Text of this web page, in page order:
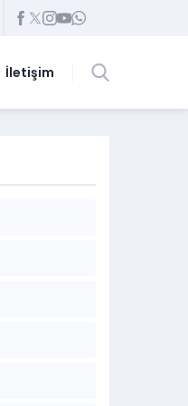
İletişim